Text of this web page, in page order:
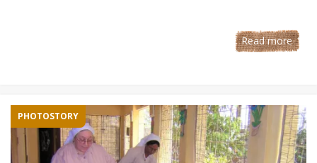
Read more
PHOTOSTORY